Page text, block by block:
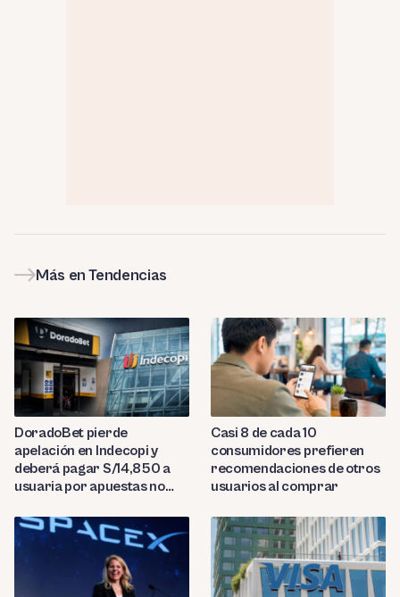
Más en Tendencias
DoradoBet pierde
apelación en Indecopi y
deberá pagar S/14,850 a
usuaria por apuestas no
Casi 8 de cada 10
consumidores prefieren
recomendaciones de otros
usuarios al comprar